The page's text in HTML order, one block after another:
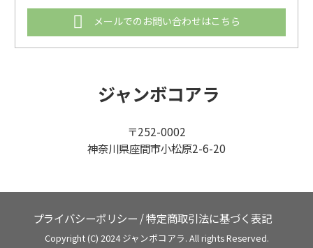
メールでのお問い合わせはこちら
ジャンボコアラ
〒252-0002
神奈川県座間市小松原2-6-20
プライバシーポリシー /特定商取引法に基づく表記
Copyright (C) 2024 ジャンボコアラ. All rights Reserved.